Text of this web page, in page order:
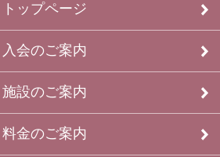
トップページ
入会のご案内
施設のご案内
料金のご案内